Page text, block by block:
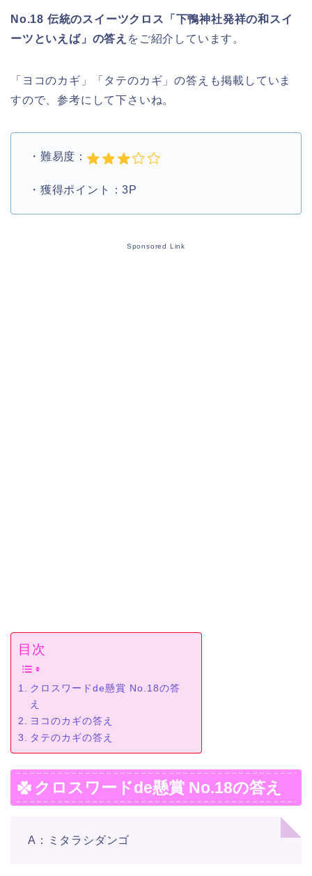
No.18 伝統のスイーツクロス「下鴨神社発祥の和スイ
ーツといえば」の答え をご紹介しています。
「ヨコのカギ」「タテのカギ」の答えも掲載していま
すので、参考にして下さいね。
・難易度：
・獲得ポイント：3P
Sponsored Link
目次
クロスワードde懸賞 No.18の答
え
ヨコのカギの答え
タテのカギの答え
クロスワードde懸賞 No.18の答え
A：ミタラシダンゴ